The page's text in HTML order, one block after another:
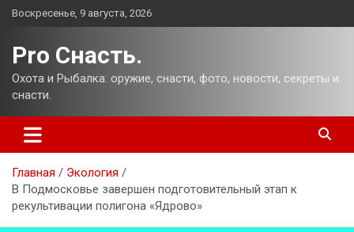
Перейти
Воскресенье, 9 августа, 2026
Pro Снасть.
Охота и Рыбалка: оружие, снасти, фото, новости, секреты и
снасти.
Главная
Экология
В Подмосковье завершен подготовительный этап к
рекультивации полигона «Ядрово»